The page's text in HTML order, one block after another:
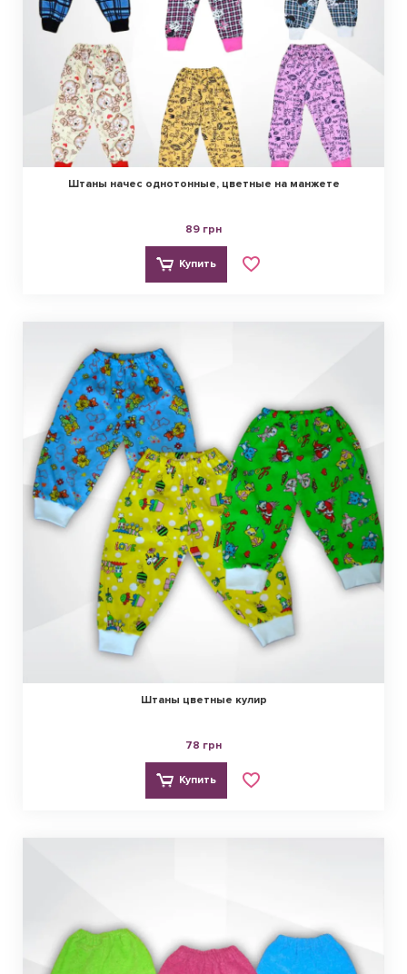
Штаны начес однотонные, цветные на манжете
89 грн
Купить
Штаны цветные кулир
78 грн
Купить